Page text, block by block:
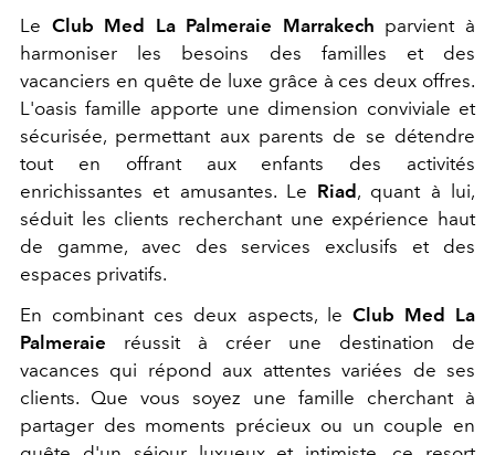
Le Club Med La Palmeraie Marrakech parvient à
harmoniser les besoins des familles et des
vacanciers en quête de luxe grâce à ces deux offres.
L'oasis famille apporte une dimension conviviale et
sécurisée, permettant aux parents de se détendre
tout en offrant aux enfants des activités
enrichissantes et amusantes. Le Riad, quant à lui,
séduit les clients recherchant une expérience haut
de gamme, avec des services exclusifs et des
espaces privatifs.
En combinant ces deux aspects, le Club Med La
Palmeraie réussit à créer une destination de
vacances qui répond aux attentes variées de ses
clients. Que vous soyez une famille cherchant à
partager des moments précieux ou un couple en